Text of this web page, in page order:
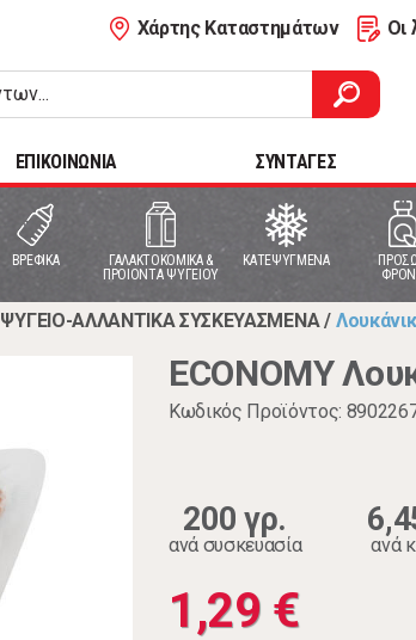
Χάρτης Καταστημάτων Οι
ΕΠΙΚΟΙΝΩΝΙΑ ΣΥΝΤΑΓΕΣ
ΒΡΕΦΙΚΑ
ΓΑΛΑΚΤΟΚΟΜΙΚΑ &
ΠΡΟΙΟΝΤΑ ΨΥΓΕΙΟΥ
ΚΑΤΕΨΥΓΜΕΝΑ
ΨΥΓΕΙΟ-ΑΛΛΑΝΤΙΚΑ ΣΥΣΚΕΥΑΣΜΕΝΑ /
ECONOMY
Κωδικός Προϊόντος:
200 γρ.
ανά συσκευασία ανά
1,29 €